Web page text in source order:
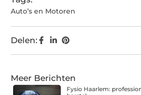
Auto’s en Motoren
Delen:
Meer Berichten
Fysio Haarlem: